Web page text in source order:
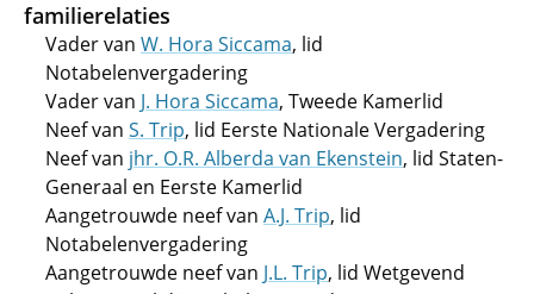
familierelaties
Vader van W. Hora Siccama, lid
Notabelenvergadering
Vader van J. Hora Siccama, Tweede Kamerlid
Neef van S. Trip, lid Eerste Nationale Vergadering
Neef van jhr. O.R. Alberda van Ekenstein, lid Staten-
Generaal en Eerste Kamerlid
Aangetrouwde neef van A.J. Trip, lid
Notabelenvergadering
Aangetrouwde neef van J.L. Trip, lid Wetgevend